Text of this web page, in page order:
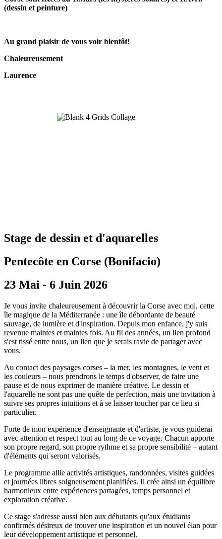
(dessin et peinture)
Au grand plaisir de vous voir bientôt!
Chaleureusement
Laurence
Stage de dessin et d'aquarelles
Pentecôte en Corse (Bonifacio)
23 Mai - 6 Juin 2026
Je vous invite chaleureusement à découvrir la Corse avec moi, cette
île magique de la Méditerranée : une île débordante de beauté
sauvage, de lumière et d'inspiration. Depuis mon enfance, j'y suis
revenue maintes et maintes fois. Au fil des années, un lien profond
s'est tissé entre nous, un lien que je serais ravie de partager avec
vous.
Au contact des paysages corses – la mer, les montagnes, le vent et
les couleurs – nous prendrons le temps d'observer, de faire une
pause et de nous exprimer de manière créative. Le dessin et
l'aquarelle ne sont pas une quête de perfection, mais une invitation à
suivre ses propres intuitions et à se laisser toucher par ce lieu si
particulier.
Forte de mon expérience d'enseignante et d'artiste, je vous guiderai
avec attention et respect tout au long de ce voyage. Chacun apporte
son propre regard, son propre rythme et sa propre sensibilité – autant
d'éléments qui seront valorisés.
Le programme allie activités artistiques, randonnées, visites guidées
et journées libres soigneusement planifiées. Il crée ainsi un équilibre
harmonieux entre expériences partagées, temps personnel et
exploration créative.
Ce stage s'adresse aussi bien aux débutants qu'aux étudiants
confirmés désireux de trouver une inspiration et un nouvel élan pour
leur développement artistique et personnel.